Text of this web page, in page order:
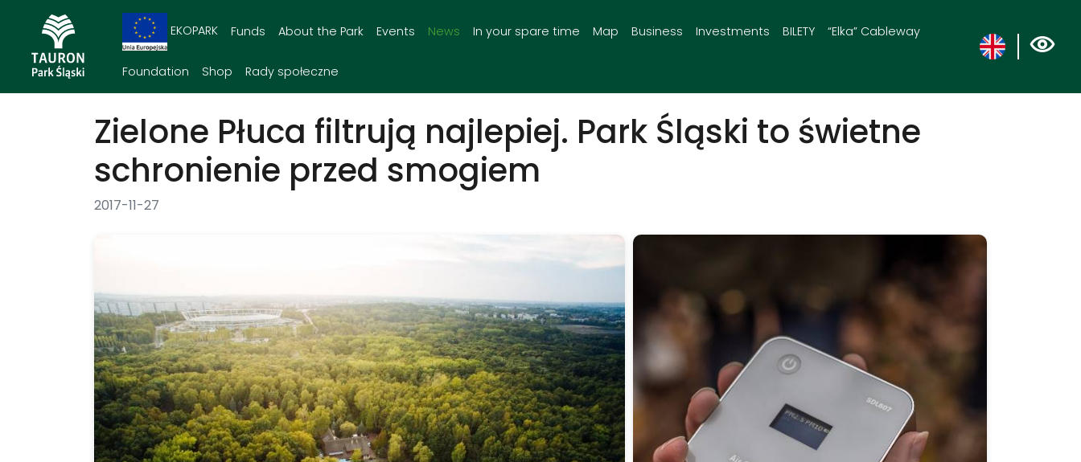
EKOPARK Funds About the Park Events News In your spare time Map Business Investments BILETY “Elka” Cableway
Foundation Shop Rady społeczne
Zielone Płuca filtrują najlepiej. Park Śląski to świetne
schronienie przed smogiem
2017-11-27